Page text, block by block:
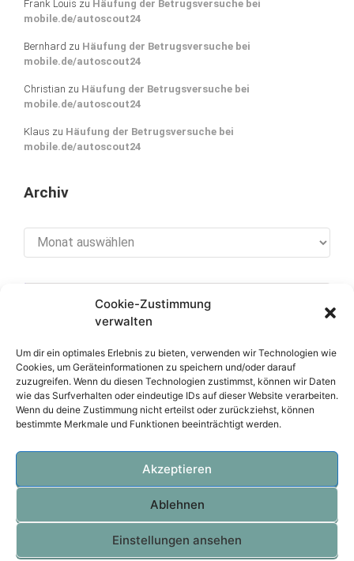
Cookie-Zustimmung
verwalten
Um dir ein optimales Erlebnis zu bieten, verwenden wir Technologien wie
Cookies, um Geräteinformationen zu speichern und/oder darauf
zuzugreifen. Wenn du diesen Technologien zustimmst, können wir Daten
wie das Surfverhalten oder eindeutige IDs auf dieser Website verarbeiten.
Wenn du deine Zustimmung nicht erteilst oder zurückziehst, können
bestimmte Merkmale und Funktionen beeinträchtigt werden.
Akzeptieren
Ablehnen
Einstellungen ansehen
Frank Louis zu Häufung der Betrugsversuche bei
mobile.de/autoscout24
Bernhard zu Häufung der Betrugsversuche bei
mobile.de/autoscout24
Christian zu Häufung der Betrugsversuche bei
mobile.de/autoscout24
Klaus zu Häufung der Betrugsversuche bei
mobile.de/autoscout24
Archiv
[cookies_revoke]
Über diese Seite
Datenschutzerklärung